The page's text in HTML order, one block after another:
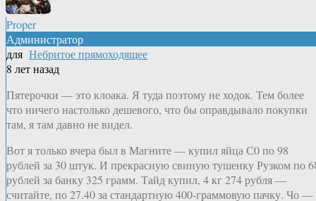
Proper
Администратор
для Небритое прямоходящее
8 лет назад
Пятерочки — это клоака. Я туда поэтому не ходок. Тем более
что ничего настолько дешевого, что бы оправдывало покупки
там, я там давно не видел.
Вот я только вчера был в Магните — купил яйца С0 по 98
рублей за 30 штук. И прекрасную свиную тушенку Рузком по
рублей за банку 325 грамм. Тайд купил, 4 кг 274 рубля —
считайте, по 27.40 за стандартную 400-граммовую пачку. Чо —